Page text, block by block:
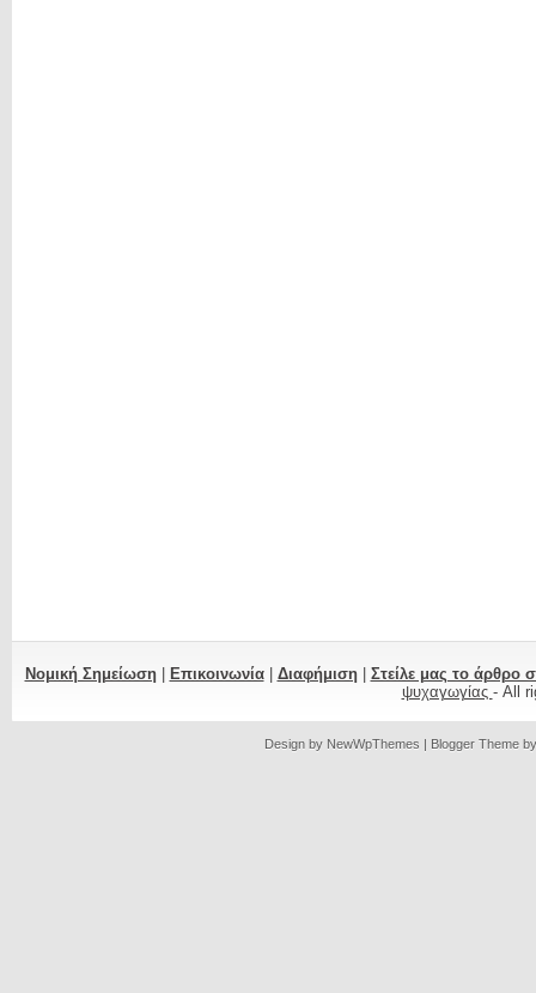
Νομική Σημείωση| Επικοινωνία| Διαφήμιση| Στείλε μας το άρθρο
ψυχαγωγίας - All
Design by NewWpThemes | Blogger Theme